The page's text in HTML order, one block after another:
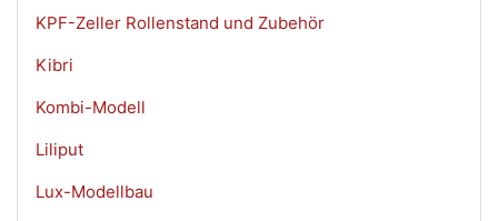
KPF-Zeller Rollenstand und Zubehör
Kibri
Kombi-Modell
Liliput
Lux-Modellbau